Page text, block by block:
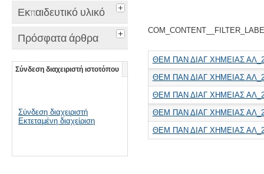
Εκπαιδευτικό υλικό
Πρόσφατα άρθρα
Σύνδεση διαχειριστή ιστοτόπου
Σύνδεση διαχειριστή
Εκτεταμένη διαχείριση
ΘΕΜ ΠΑΝ ΔΙΑΓ ΧΗΜΕΙΑΣ
ΘΕΜ ΠΑΝ ΔΙΑΓ ΧΗΜΕΙΑΣ
ΘΕΜ ΠΑΝ ΔΙΑΓ ΧΗΜΕΙΑΣ
ΘΕΜ ΠΑΝ ΔΙΑΓ ΧΗΜΕΙΑΣ
ΘΕΜ ΠΑΝ ΔΙΑΓ ΧΗΜΕΙΑΣ